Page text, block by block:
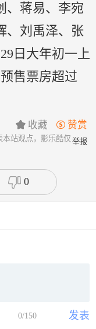
、蒋易、李宛
、刘禹泽、张
日大年初一上
售票房超过
 赞赏
 收藏
举报
站观点，影乐酷仅
0
发表
0/150